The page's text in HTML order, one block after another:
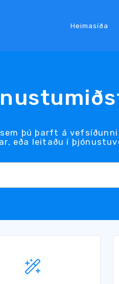
Heimasíða
þú þarft á
eða leitaðu í